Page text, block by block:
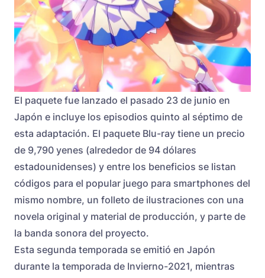
El paquete fue lanzado el pasado 23 de junio en
Japón e incluye los episodios quinto al séptimo de
esta adaptación. El paquete Blu-ray tiene un precio
de 9,790 yenes (alrededor de 94 dólares
estadounidenses) y entre los beneficios se listan
códigos para el popular juego para smartphones del
mismo nombre, un folleto de ilustraciones con una
novela original y material de producción, y parte de
la banda sonora del proyecto.
Esta segunda temporada se emitió en Japón
durante la temporada de Invierno-2021, mientras